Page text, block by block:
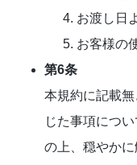
お渡し日
お客様の
第6条
本規約に記載
じた事項につ
の上、穏やか